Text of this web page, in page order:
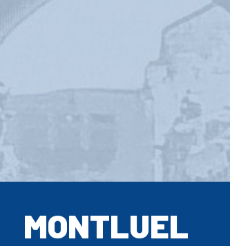
MONTLUEL